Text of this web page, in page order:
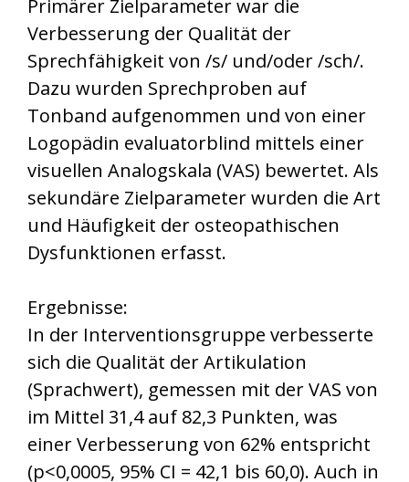
Primärer Zielparameter war die
Verbesserung der Qualität der
Sprechfähigkeit von /s/ und/oder /sch/.
Dazu wurden Sprechproben auf
Tonband aufgenommen und von einer
Logopädin evaluatorblind mittels einer
visuellen Analogskala (VAS) bewertet. Als
sekundäre Zielparameter wurden die Art
und Häufigkeit der osteopathischen
Dysfunktionen erfasst.
Ergebnisse:
In der Interventionsgruppe verbesserte
sich die Qualität der Artikulation
(Sprachwert), gemessen mit der VAS von
im Mittel 31,4 auf 82,3 Punkten, was
einer Verbesserung von 62% entspricht
(p<0,0005, 95% CI = 42,1 bis 60,0). Auch in